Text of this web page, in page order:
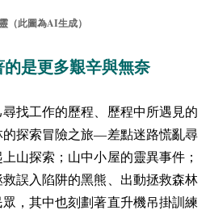
（此圖為AI生成）
的是更多艱辛與無奈
尋找工作的歷程、歷程中所遇見的
的探索冒險之旅—差點迷路慌亂尋
山探索；山中小屋的靈異事件；
誤入陷阱的黑熊、出動拯救森林
，其中也刻劃著直升機吊掛訓練